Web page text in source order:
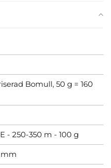
Bomull, 50 g = 160
- 250-350 m - 100 g
mm